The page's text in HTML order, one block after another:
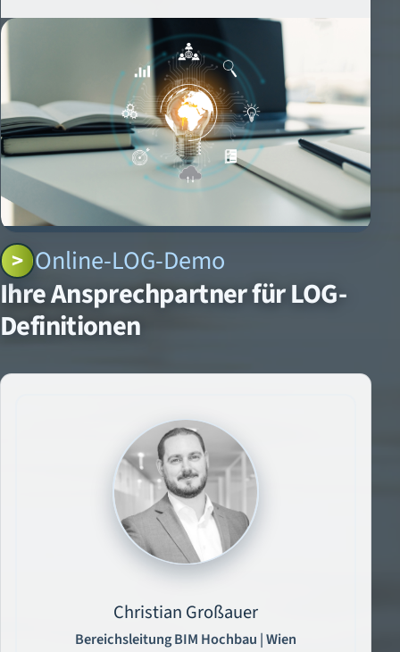
Online-LOG-Demo
Ihre Ansprechpartner für LOG-
Definitionen
Christian Großauer
Bereichsleitung BIM Hochbau | Wien